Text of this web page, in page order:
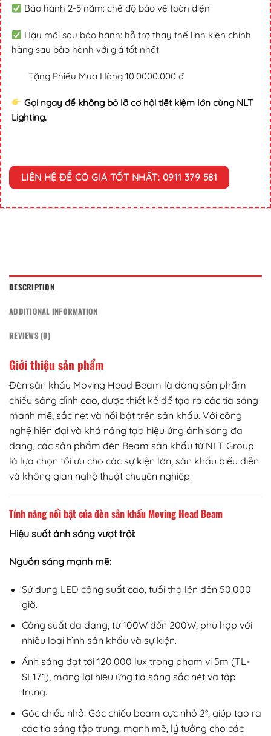
Bảo hành 2-5 năm: chế độ bảo vệ toàn diện
Hậu mãi sau bảo hành: hỗ trợ thay thế linh kiện chính
hãng sau bảo hành với giá tốt nhất
Tặng Phiếu Mua Hàng 10.0000.000 đ
Gọi ngay để không bỏ lỡ cơ hội tiết kiệm lớn cùng NLT
Lighting.
LIÊN HỆ ĐỂ CÓ GIÁ TỐT NHẤT: 0911 379 581
DESCRIPTION
ADDITIONAL INFORMATION
REVIEWS (0)
Giới thiệu sản phẩm
Đèn sân khấu Moving Head Beam là dòng sản phẩm
chiếu sáng đỉnh cao, được thiết kế để tạo ra các tia sáng
mạnh mẽ, sắc nét và nổi bật trên sân khấu. Với công
nghệ hiện đại và khả năng tạo hiệu ứng ánh sáng đa
dạng, các sản phẩm đèn Beam sân khấu từ NLT Group
là lựa chọn tối ưu cho các sự kiện lớn, sân khấu biểu diễn
và không gian nghệ thuật chuyên nghiệp.
Tính năng nổi bật của đèn sân khấu Moving Head Beam
Hiệu suất ánh sáng vượt trội:
Nguồn sáng mạnh mẽ:
Sử dụng LED công suất cao, tuổi thọ lên đến 50.000
giờ.
Công suất đa dạng, từ 100W đến 200W, phù hợp với
nhiều loại hình sân khấu và sự kiện.
Ánh sáng đạt tới 120.000 lux trong phạm vi 5m (TL-
SL171), mang lại hiệu ứng tia sáng sắc nét và tập
trung.
Góc chiếu nhỏ: Góc chiếu beam cực nhỏ 2°, giúp tạo ra
các tia sáng tập trung, mạnh mẽ, lý tưởng cho các